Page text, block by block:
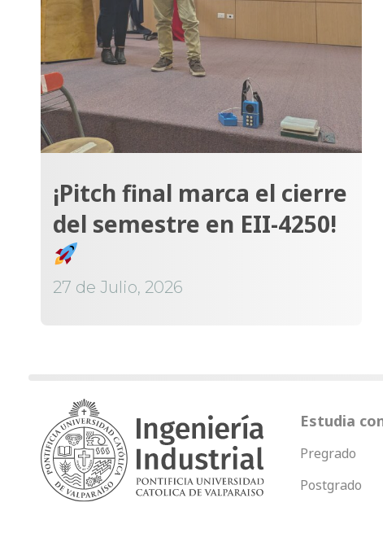
¡Pitch final marca el cierre
del semestre en EII-4250!
27 de Julio, 2026
Estudia
Pregrado
Postgrado